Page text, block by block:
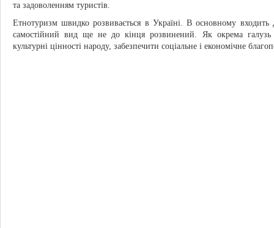
та задоволенням туристів.
Етнотуризм швидко розвивається в Україні. В основному входить
самостійний вид ще не до кінця розвинений. Як окрема галузь
культурні цінності народу, забезпечити соціальне і економічне